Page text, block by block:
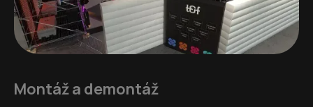
Montáž a demontáž